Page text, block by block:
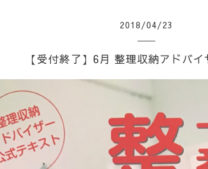
2018/04/23
【受付終了】6月 整理収納アドバ